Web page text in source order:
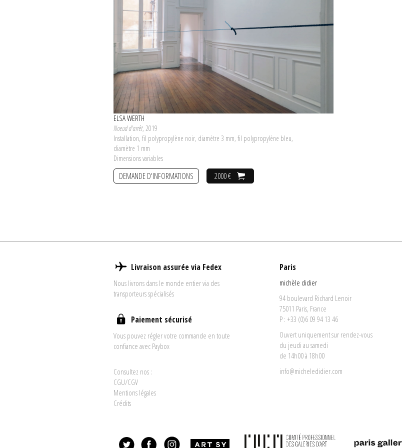
ELSA WERTH
Noeud d'arrêt, 2019
Installation, fil polypropylène noir, diamètre 3 mm, fil polypropylène bleu,
diamètre 1 mm
Dimensions variables
2000 €
DEMANDE D'INFORMATIONS
Livraison assurée via Fedex
Nous livrons dans le monde entier via des
transporteurs spécialisés
Paiement sécurisé
Vous pouvez régler votre commande en toute
confiance avec Paybox
Consultez nos :
CGU/CGV
Mentions légales
Crédits
Paris
michèle didier
94 boulevard Richard Lenoir
75011 Paris, France
P : +33 (0)6 09 94 13 46
Ouvert uniquement sur rendez-vous
du jeudi au samedi
de 14h00 à 18h00
info@micheledidier.com